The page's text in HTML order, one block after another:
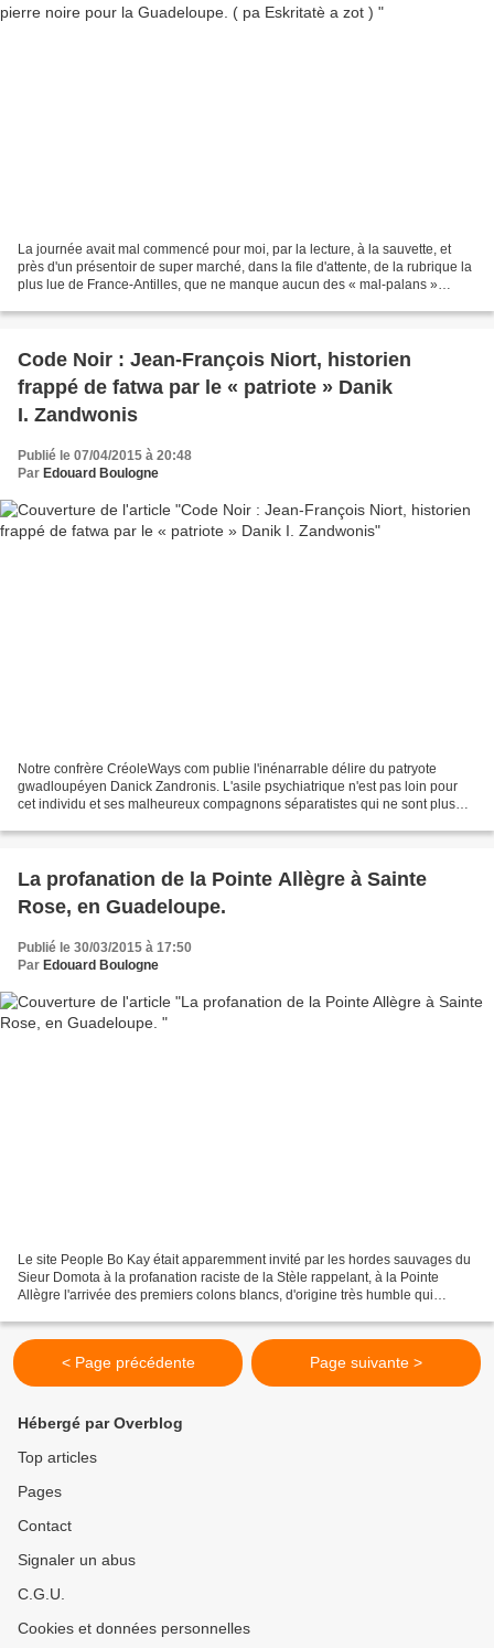
La journée avait mal commencé pour moi, par la lecture, à la sauvette, et
près d'un présentoir de super marché, dans la file d'attente, de la rubrique la
plus lue de France-Antilles, que ne manque aucun des « mal-palans »
Code Noir : Jean-François Niort, historien
frappé de fatwa par le « patriote » Danik
I. Zandwonis
Publié le 07/04/2015 à 20:48
Par Edouard Boulogne
Notre confrère CréoleWays com publie l'inénarrable délire du patryote
gwadloupéyen Danick Zandronis. L'asile psychiatrique n'est pas loin pour
cet individu et ses malheureux compagnons séparatistes qui ne sont plus
La profanation de la Pointe Allègre à Sainte
Rose, en Guadeloupe.
Publié le 30/03/2015 à 17:50
Par Edouard Boulogne
Le site People Bo Kay était apparemment invité par les hordes sauvages du
Sieur Domota à la profanation raciste de la Stèle rappelant, à la Pointe
Allègre l'arrivée des premiers colons blancs, d'origine très humble qui
< Page précédente Page suivante >
Hébergé par Overblog
Top articles
Pages
Contact
Signaler un abus
C.G.U.
Cookies et données personnelles